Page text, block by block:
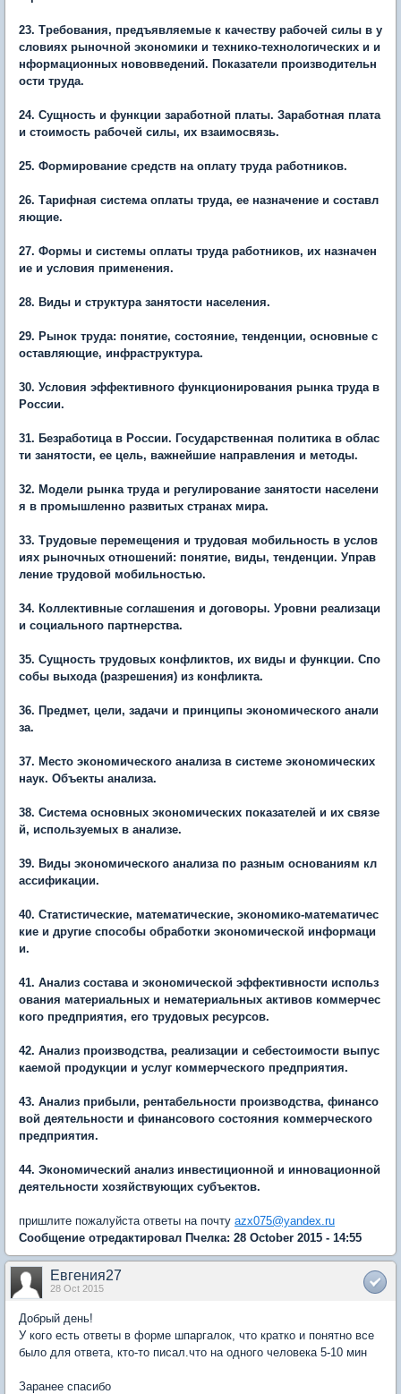
23. Требования, предъявляемые к качеству рабочей силы в у
словиях рыночной экономики и технико-технологических и и
нформационных нововведений. Показатели производительн
ости труда.
24. Сущность и функции заработной платы. Заработная плата
и стоимость рабочей силы, их взаимосвязь.
25. Формирование средств на оплату труда работников.
26. Тарифная система оплаты труда, ее назначение и составл
яющие.
27. Формы и системы оплаты труда работников, их назначен
ие и условия применения.
28. Виды и структура занятости населения.
29. Рынок труда: понятие, состояние, тенденции, основные с
оставляющие, инфраструктура.
30. Условия эффективного функционирования рынка труда в
России.
31. Безработица в России. Государственная политика в облас
ти занятости, ее цель, важнейшие направления и методы.
32. Модели рынка труда и регулирование занятости населени
я в промышленно развитых странах мира.
33. Трудовые перемещения и трудовая мобильность в услов
иях рыночных отношений: понятие, виды, тенденции. Управ
ление трудовой мобильностью.
34. Коллективные соглашения и договоры. Уровни реализаци
и социального партнерства.
35. Сущность трудовых конфликтов, их виды и функции. Спо
собы выхода (разрешения) из конфликта.
36. Предмет, цели, задачи и принципы экономического анали
за.
37. Место экономического анализа в системе экономических
наук. Объекты анализа.
38. Система основных экономических показателей и их связе
й, используемых в анализе.
39. Виды экономического анализа по разным основаниям кл
ассификации.
40. Статистические, математические, экономико-математичес
кие и другие способы обработки экономической информаци
и.
41. Анализ состава и экономической эффективности использ
ования материальных и нематериальных активов коммерчес
кого предприятия, его трудовых ресурсов.
42. Анализ производства, реализации и себестоимости выпус
каемой продукции и услуг коммерческого предприятия.
43. Анализ прибыли, рентабельности производства, финансо
вой деятельности и финансового состояния коммерческого
предприятия.
44. Экономический анализ инвестиционной и инновационной
деятельности хозяйствующих субъектов.
пришлите пожалуйста ответы на почту azx075@yandex.ru
Сообщение отредактировал Пчелка: 28 October 2015 - 14:55
Евгения27
28 Oct 2015
Добрый день!
У кого есть ответы в форме шпаргалок, что кратко и понятно все
было для ответа, кто-то писал.что на одного человека 5-10 мин
Заранее спасибо